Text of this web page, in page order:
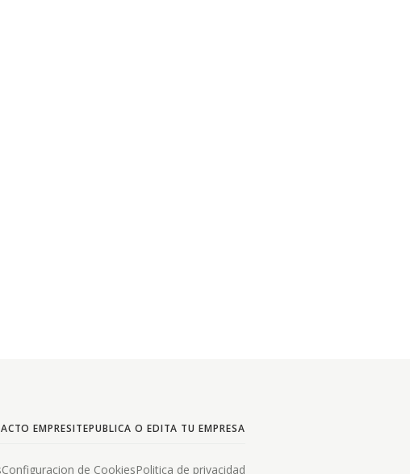
EMPRESITEPUBLICA O EDITA TU EMPRESA
Configuracion de CookiesPolitica de privacidad